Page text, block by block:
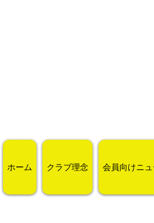
ホーム クラブ理念 会員向けニュ